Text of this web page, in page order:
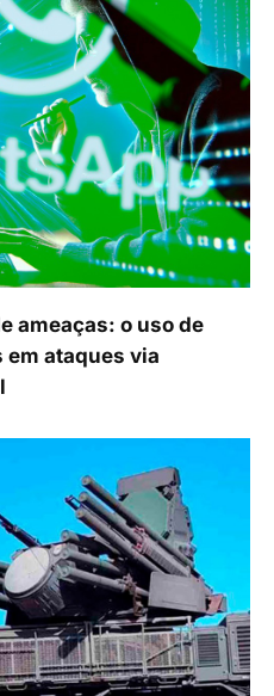
ameaças: o uso de
ataques via